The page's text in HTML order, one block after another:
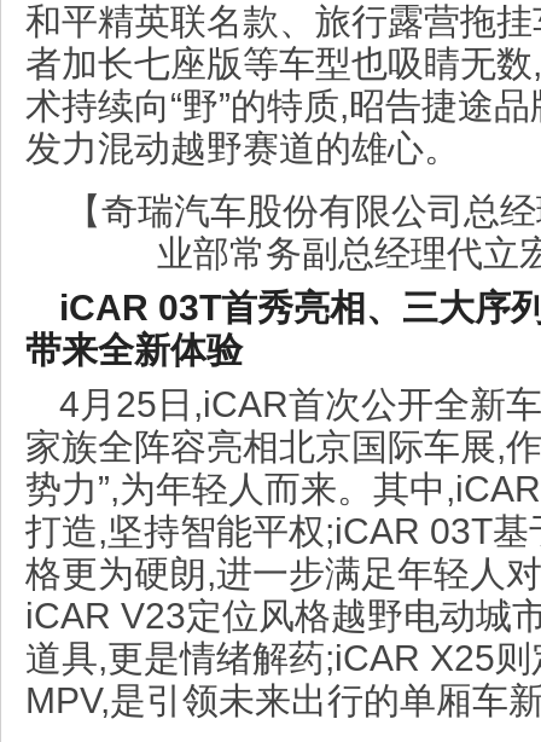
和平精英联名款、旅行露营拖挂
者加长七座版等车型也吸睛无
术持续向“野”的特质,昭告捷途
发力混动越野赛道的雄心。
【奇瑞汽车股份有限公司总
业部常务副总经理代立
iCAR 03T首秀亮相、三大序
带来全新体验
4月25日,iCAR首次公开全新
家族全阵容亮相北京国际车展,
势力”,为年轻人而来。其中
打造,坚持智能平权;iCAR 03T
格更为硬朗,进一步满足年轻人
iCAR V23定位风格越野电动城
道具,更是情绪解药;iCAR X25
MPV,是引领未来出行的单厢车